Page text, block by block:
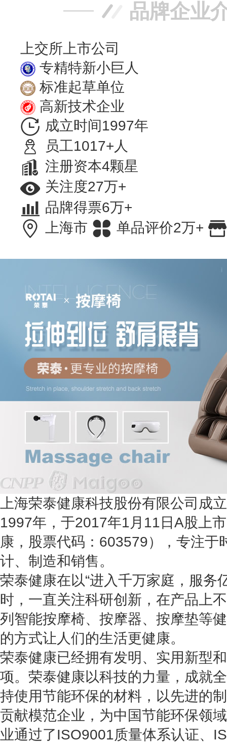
品牌企业
上交所上市公司
专精特新小巨人
标准起草单位
高新技术企业
成立时间1997年
员工1017+人
注册资本4颗星
关注度27万+
品牌得票6万+
上海市
单品评价2万+
上海荣泰健康科技股份有限公司成
1997年，于2017年1月11日A股上
康，股票代码：603579），专注于
计、制造和销售。
荣泰健康在以“进入千万家庭，服务
时，一直关注科研创新，在产品上
列智能按摩椅、按摩器、按摩垫等
的方式让人们的生活更健康。
荣泰健康已经拥有发明、实用新型
项。荣泰健康以科技的力量，成就
持使用节能环保的材料，以先进的
贡献模范企业，为中国节能环保领
业通过了ISO9001质量体系认证、